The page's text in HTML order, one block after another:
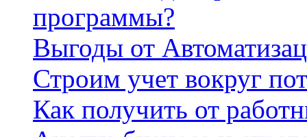
программы?
Выгоды от
Строим учет вокруг
Как получить от